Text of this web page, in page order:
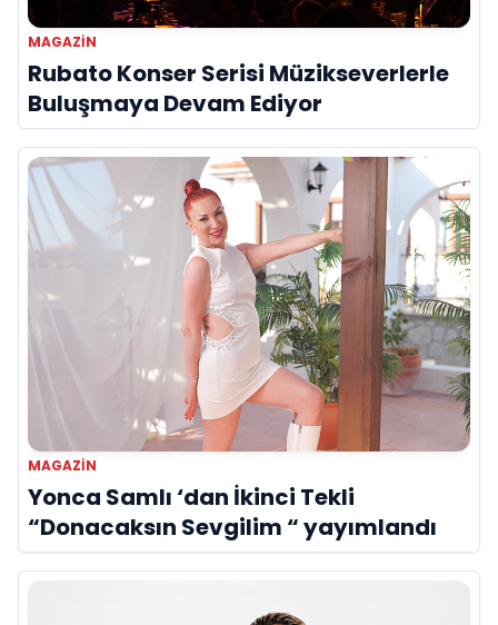
MAGAZIN
Rubato Konser Serisi Müzikseverlerle
Buluşmaya Devam Ediyor
MAGAZIN
Yonca Samlı ‘dan İkinci Tekli
“Donacaksın Sevgilim “ yayımlandı